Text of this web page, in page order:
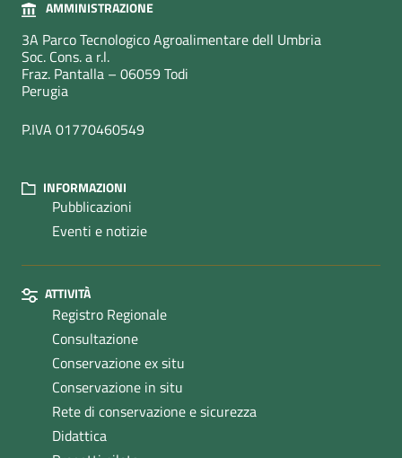
AMMINISTRAZIONE
3A Parco Tecnologico Agroalimentare dell Umbria
Soc. Cons. a r.l.
Fraz. Pantalla – 06059 Todi
Perugia
P.IVA 01770460549
INFORMAZIONI
Pubblicazioni
Eventi e notizie
ATTIVITÀ
Registro Regionale
Consultazione
Conservazione ex situ
Conservazione in situ
Rete di conservazione e sicurezza
Didattica